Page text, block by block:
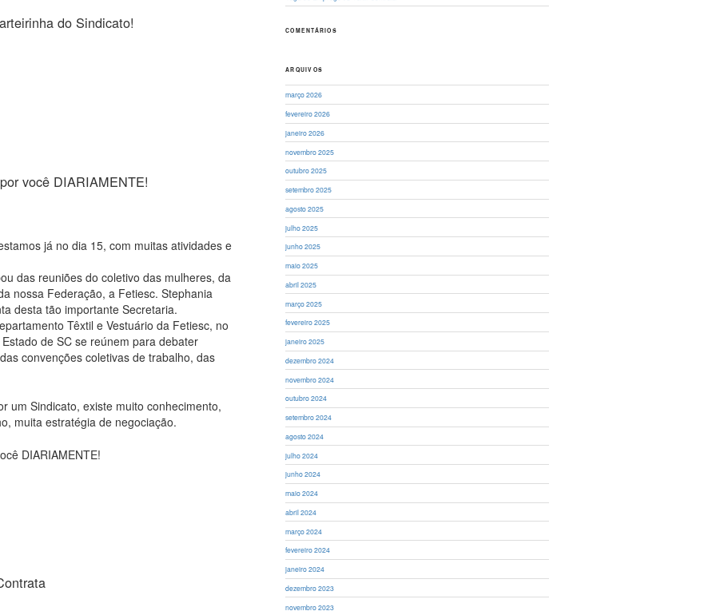
do Sindicato!
você DIARIAMENTE!
já no dia 15, com muitas atividades e
das reuniões do coletivo das mulheres, da
nossa Federação, a Fetiesc. Stephania
desta tão importante Secretaria.
Têxtil e Vestuário da Fetiesc, no
de SC se reúnem para debater
convenções coletivas de trabalho, das
um Sindicato, existe muito conhecimento,
muita estratégia de negociação.
DIARIAMENTE!
COMENTÁRIOS
ARQUIVOS
março 2026
fevereiro 2026
janeiro 2026
novembro 2025
outubro 2025
setembro 2025
agosto 2025
julho 2025
junho 2025
maio 2025
abril 2025
março 2025
fevereiro 2025
janeiro 2025
dezembro 2024
novembro 2024
outubro 2024
setembro 2024
agosto 2024
julho 2024
junho 2024
maio 2024
abril 2024
março 2024
fevereiro 2024
janeiro 2024
dezembro 2023
novembro 2023